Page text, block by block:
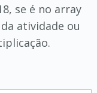
se é no array
atividade ou